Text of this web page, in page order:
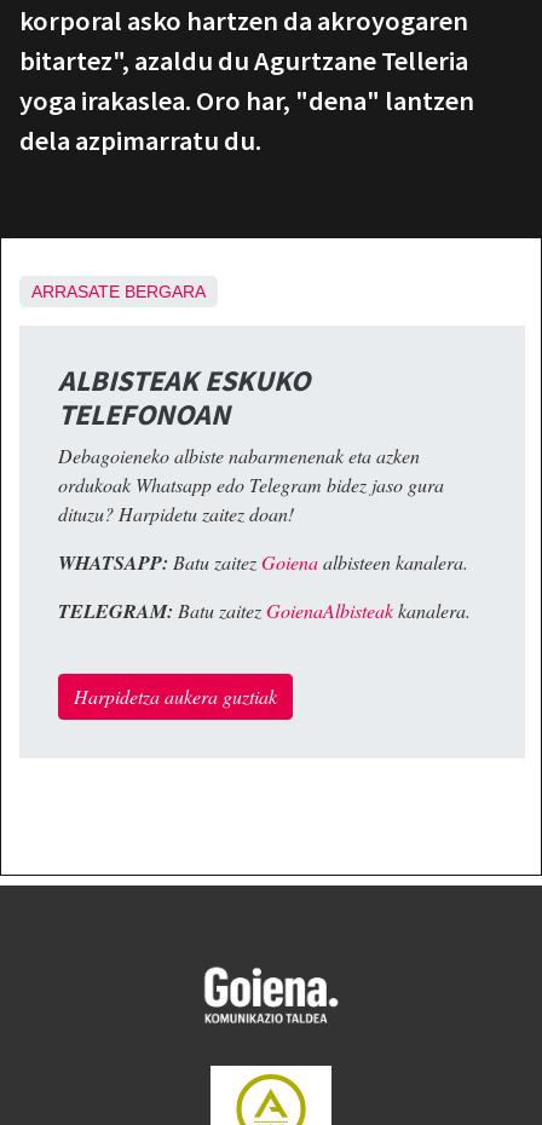
korporal asko hartzen da akroyogaren
bitartez", azaldu du Agurtzane Telleria
yoga irakaslea. Oro har, "dena" lantzen
dela azpimarratu du.
ARRASATE BERGARA
ALBISTEAK ESKUKO
TELEFONOAN
Debagoieneko albiste nabarmenenak eta azken
ordukoak Whatsapp edo Telegram bidez jaso gura
dituzu? Harpidetu zaitez doan!
WHATSAPP: Batu zaitezGoienaalbisteen kanalera.
TELEGRAM: Batu zaitezGoienaAlbisteakkanalera.
Harpidetza aukera guztiak